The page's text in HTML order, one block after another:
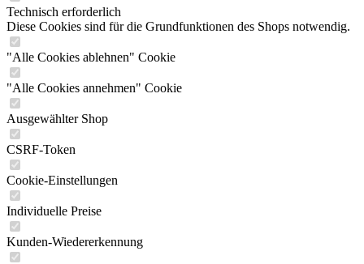
Technisch erforderlich
Diese Cookies sind für die Grundfunktionen des Shops notwendig.
"Alle Cookies ablehnen" Cookie
"Alle Cookies annehmen" Cookie
Ausgewählter Shop
CSRF-Token
Cookie-Einstellungen
Individuelle Preise
Kunden-Wiedererkennung